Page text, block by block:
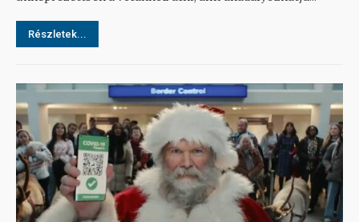
Részletek...